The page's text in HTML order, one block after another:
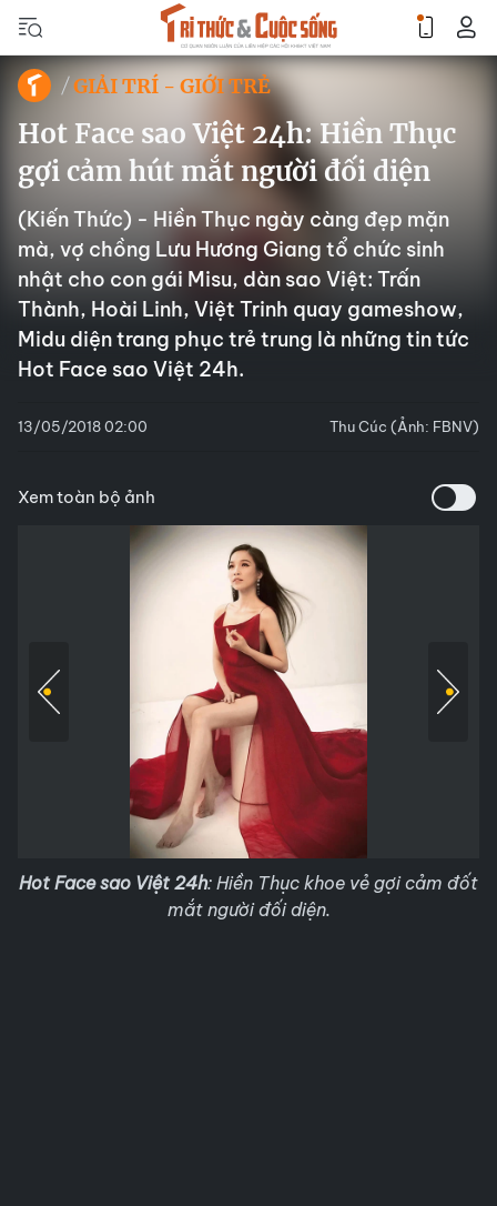
GIẢI TRÍ - GIỚI TRẺ
Hot Face sao Việt 24h: Hiền Thục
gợi cảm hút mắt người đối diện
(Kiến Thức) - Hiền Thục ngày càng đẹp mặn
mà, vợ chồng Lưu Hương Giang tổ chức sinh
nhật cho con gái Misu, dàn sao Việt: Trấn
Thành, Hoài Linh, Việt Trinh quay gameshow,
Midu diện trang phục trẻ trung là những tin tức
Hot Face sao Việt 24h.
13/05/2018 02:00 Thu Cúc (Ảnh: FBNV)
Xem toàn bộ ảnh
Hot Face sao Việt 24h: Hiền Thục khoe vẻ gợi cảm đốt
mắt người đối diện.